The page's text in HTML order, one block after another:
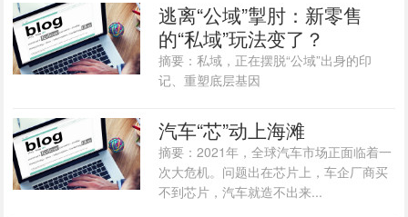
逃离“公域”掣肘：新零售
的“私域”玩法变了？
摘要：私域，正在摆脱“公域”出身的印
记、重塑底层基因
汽车“芯”动上海滩
摘要：2021年，全球汽车市场正面临着一
次大危机。问题出在芯片上，车企厂商买
不到芯片，汽车就造不出来...